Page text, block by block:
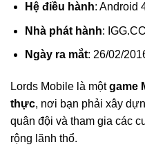
Hệ điều hành: Android
Nhà phát hành:
Ngày ra mắt: 26/02/
Lords Mobile là mộtgame
thực, nơi bạn phải xây
quân đội và tham gia các
rộng lãnh thổ.